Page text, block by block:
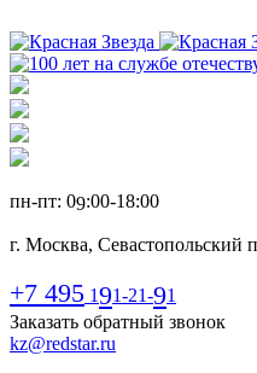
пн-пт: 09:00-18:00
г. Москва, Севастопольский
+7 495 191-21-91
Заказать обратный звонок
kz@redstar.ru